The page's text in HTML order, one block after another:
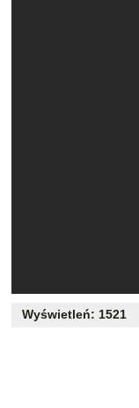
Wyświetleń: 1521